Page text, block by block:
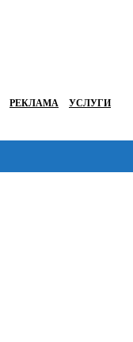
РЕКЛАМА УСЛУГИ